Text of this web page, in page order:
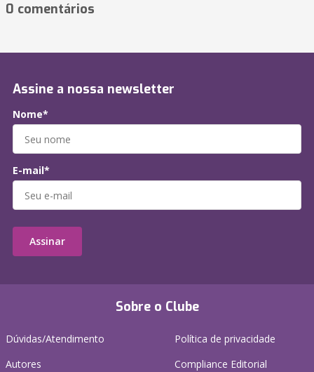
0 comentários
Sobre o Clube
Dúvidas/Atendimento
Autores
Política de privacidade
Compliance Editorial
Assine a nossa newsletter
Nome*
E-mail*
Assinar